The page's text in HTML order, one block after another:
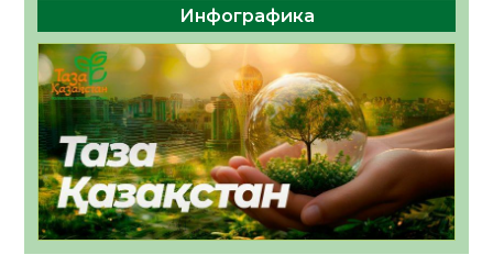
Инфографика